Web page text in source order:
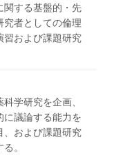
関する基盤的・先
者としての倫理
習および課題研究
学研究を企画、
議論する能力を
、および課題研究
。